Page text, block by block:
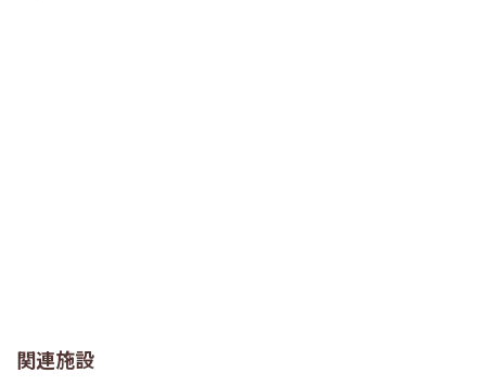
関連施設